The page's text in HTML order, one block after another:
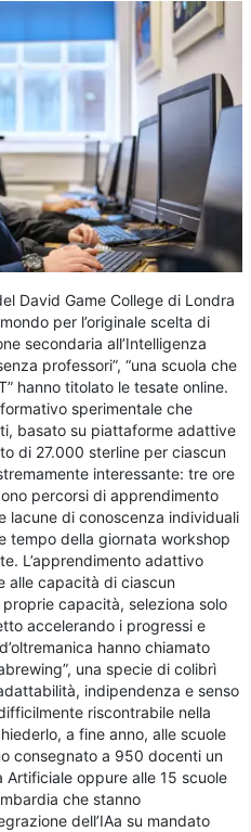
David Game College di Londra
per l’originale scelta di
secondaria all’Intelligenza
professori”, “una scuola che
hanno titolato le tesate online.
sperimentale che
basato su piattaforme adattive
di 27.000 sterline per ciascun
interessante: tre ore
percorsi di apprendimento
lacune di conoscenza individuali
tempo della giornata workshop
L’apprendimento adattivo
alle capacità di ciascun
capacità, seleziona solo
accelerando i progressi e
hanno chiamato
una specie di colibrì
indipendenza e senso
riscontrabile nella
a fine anno, alle scuole
consegnato a 950 docenti un
oppure alle 15 scuole
che stanno
dell’IAa su mandato